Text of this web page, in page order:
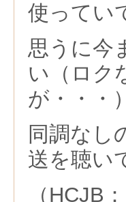
使ってい
思うに今
い（ロク
が・・・）
同調なし
送を聴い
（HCJB